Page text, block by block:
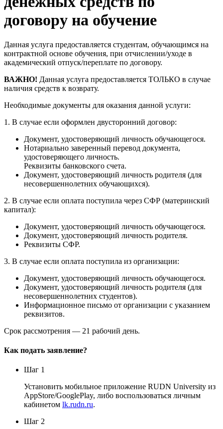
договору на обучение
Данная услуга предоставляется студентам, обучающимся на
контрактной основе обучения, при отчислении/уходе в
академический отпуск/переплате по договору.
ВАЖНО! Данная услуга предоставляется ТОЛЬКО в случае
наличия средств к возврату.
Необходимые документы для оказания данной услуги:
1. В случае если оформлен двусторонний договор:
Документ, удостоверяющий личность обучающегося.
Нотариально заверенный перевод документа,
удостоверяющего личность.
Реквизиты банковского счета.
Документ, удостоверяющий личность родителя (для
несовершеннолетних обучающихся).
2. В случае если оплата поступила через СФР (материнский
капитал):
Документ, удостоверяющий личность обучающегося.
Документ, удостоверяющий личность родителя.
Реквизиты СФР.
3. В случае если оплата поступила из организации:
Документ, удостоверяющий личность обучающегося.
Документ, удостоверяющий личность родителя (для
несовершеннолетних студентов).
Информационное письмо от организации с указанием
реквизитов.
Срок рассмотрения — 21 рабочий день.
Как подать заявление?
Шаг 1
Установить мобильное приложение RUDN University из
AppStore/GooglePlay, либо воспользоваться личным
кабинетом lk.rudn.ru.
Шаг 2